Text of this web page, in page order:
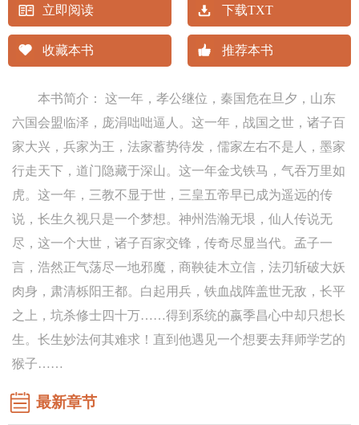
立即阅读 下载TXT
收藏本书 推荐本书
本书简介： 这一年，孝公继位，秦国危在旦夕，山东
六国会盟临泽，庞涓咄咄逼人。这一年，战国之世，诸子百
家大兴，兵家为王，法家蓄势待发，儒家左右不是人，墨家
行走天下，道门隐藏于深山。这一年金戈铁马，气吞万里如
虎。这一年，三教不显于世，三皇五帝早已成为遥远的传
说，长生久视只是一个梦想。神州浩瀚无垠，仙人传说无
尽，这一个大世，诸子百家交锋，传奇尽显当代。孟子一
言，浩然正气荡尽一地邪魔，商鞅徒木立信，法刃斩破大妖
肉身，肃清栎阳王都。白起用兵，铁血战阵盖世无敌，长平
之上，坑杀修士四十万……得到系统的嬴季昌心中却只想长
生。长生妙法何其难求！直到他遇见一个想要去拜师学艺的
猴子……
最新章节